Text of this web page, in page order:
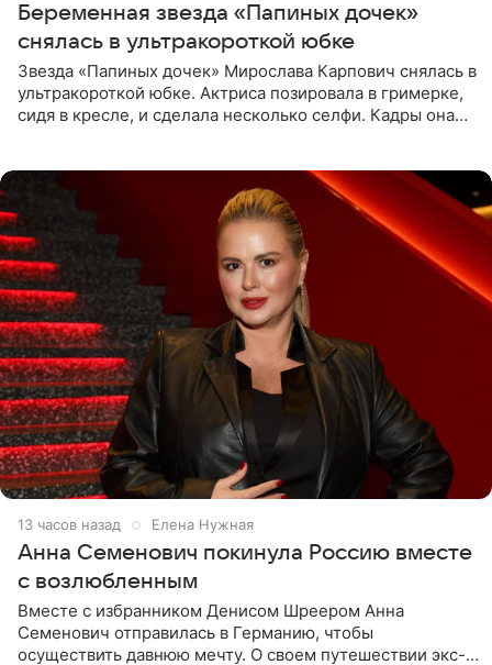
Беременная звезда «Папиных дочек»
снялась в ультракороткой юбке
Звезда «Папиных дочек» Мирослава Карпович снялась в
ультракороткой юбке. Актриса позировала в гримерке,
сидя в кресле, и сделала несколько селфи. Кадры она
13 часов назад Елена Нужная
Анна Семенович покинула Россию вместе
с возлюбленным
Вместе с избранником Денисом Шреером Анна
Семенович отправилась в Германию, чтобы
осуществить давнюю мечту. О своем путешествии экс-